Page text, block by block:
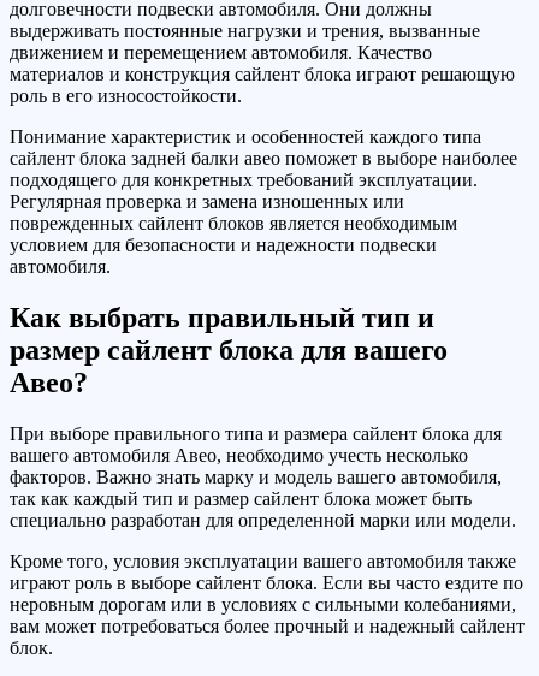
долговечности подвески автомобиля. Они должны
выдерживать постоянные нагрузки и трения, вызванные
движением и перемещением автомобиля. Качество
материалов и конструкция сайлент блока играют решающую
роль в его износостойкости.
Понимание характеристик и особенностей каждого типа
сайлент блока задней балки авео поможет в выборе наиболее
подходящего для конкретных требований эксплуатации.
Регулярная проверка и замена изношенных или
поврежденных сайлент блоков является необходимым
условием для безопасности и надежности подвески
автомобиля.
Как выбрать правильный тип и
размер сайлент блока для вашего
Авео?
При выборе правильного типа и размера сайлент блока для
вашего автомобиля Авео, необходимо учесть несколько
факторов. Важно знать марку и модель вашего автомобиля,
так как каждый тип и размер сайлент блока может быть
специально разработан для определенной марки или модели.
Кроме того, условия эксплуатации вашего автомобиля также
играют роль в выборе сайлент блока. Если вы часто ездите по
неровным дорогам или в условиях с сильными колебаниями,
вам может потребоваться более прочный и надежный сайлент
блок.